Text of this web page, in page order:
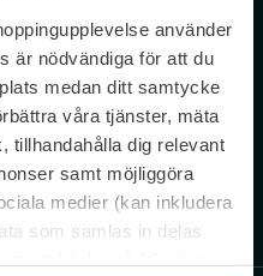
använder
är nödvändiga för att du
medan ditt samtycke
våra tjänster, mäta
tillhandahålla dig relevant
samt möjliggöra
medier (kan inkludera
som samlas in delas
vår Integritetspolicy. Avprenumerera